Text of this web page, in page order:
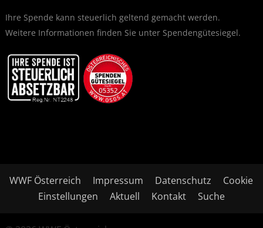
Ihre Spende kann steuerlich geltend gemacht werden.
Weitere Informationen finden Sie unter Spendengütesiegel.
WWF Österreich Impressum Datenschutz
Cookie
Einstellungen
Aktuell Kontakt Suche